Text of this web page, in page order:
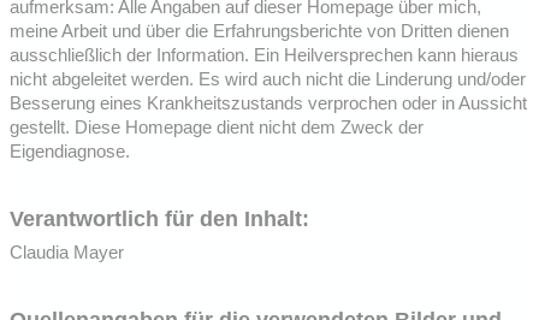
aufmerksam: Alle Angaben auf dieser Homepage über mich,
meine Arbeit und über die Erfahrungsberichte von Dritten dienen
ausschließlich der Information. Ein Heilversprechen kann hieraus
nicht abgeleitet werden. Es wird auch nicht die Linderung und/oder
Besserung eines Krankheitszustands verprochen oder in Aussicht
gestellt. Diese Homepage dient nicht dem Zweck der
Eigendiagnose.
Verantwortlich für den Inhalt:
Claudia Mayer